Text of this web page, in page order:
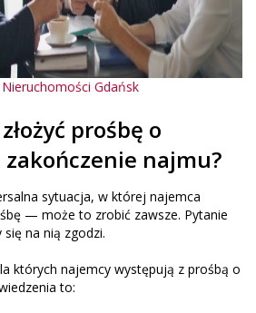
Gdańsk
prośbę o
najmu?
sytuacja, w której najemca
— może to zrobić zawsze. Pytanie
na nią zgodzi.
których najemcy występują z prośbą o
to: